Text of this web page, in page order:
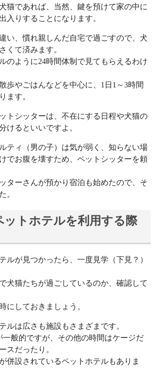
猫であれば、当然、鍵を預けて家の中に
入りすることになります。
い、慣れ親しんだ自宅で過ごすので、犬
くて済みます。
のように24時間体制で見てもらえるわけ
歩やごはんなどを中心に、1日1～3時間
ます。
トシッターは、不在にする日程や犬猫の
けるといいですよ。
ティ（男の子）は気が弱く、知らない場
でお腹を壊すため、ペットシッターを頼
ターさんが預かり宿泊も始めたので、そ
。
ットホテルを利用する際
ルが見つかったら、一度見学（下見？）
犬猫たちが過ごしているのか、確認して
にしておきましょう。
ルは広さも施設もさまざまです。
一般的ですが、その他の時間はケージだ
スだったり。
併設されているペットホテルもありま